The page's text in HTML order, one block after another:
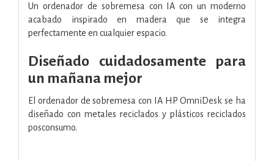
Un ordenador de sobremesa con IA con un moderno
acabado inspirado en madera que se integra
perfectamente en cualquier espacio.
Diseñado cuidadosamente para
un mañana mejor
El ordenador de sobremesa con IA HP OmniDesk se ha
diseñado con metales reciclados y plásticos reciclados
posconsumo.